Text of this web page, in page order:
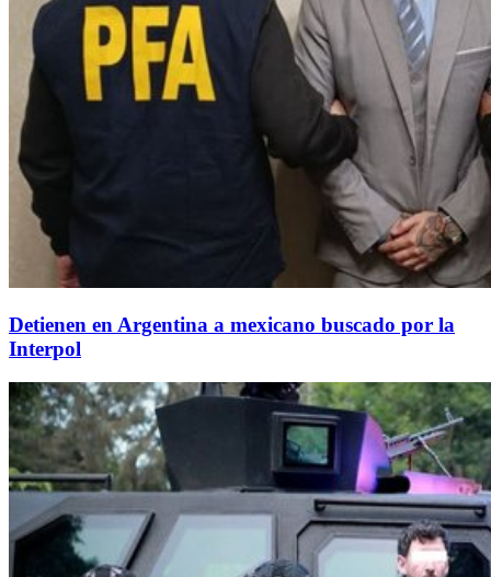
Detienen en Argentina a mexicano buscado por la
Interpol